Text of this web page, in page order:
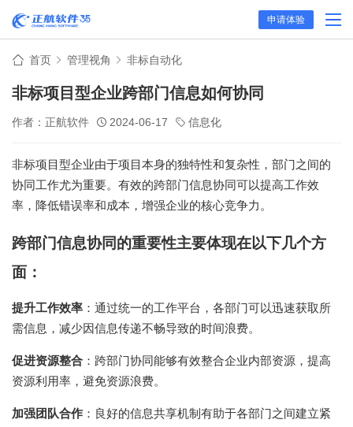
申请体验
首页 管理视角 非标自动化
非标项目型企业跨部门信息如何协同
作者：正航软件 2024-06-17 信息化
非标项目型企业由于项目本身的独特性和复杂性，部门之间的
协同工作尤为重要。有效的跨部门信息协同可以提高工作效
率，降低错误率和成本，增强企业的核心竞争力。
跨部门信息协同的重要性主要体现在以下几个方
面：
提升工作效率 ：通过统一的工作平台，各部门可以迅速获取所
需信息，减少因信息传递不畅导致的时间浪费。
促进资源整合 ：跨部门协同能够有效整合企业内部资源，提高
资源利用率，避免资源浪费。
加强团队合作 ：良好的信息共享机制有助于各部门之间建立紧